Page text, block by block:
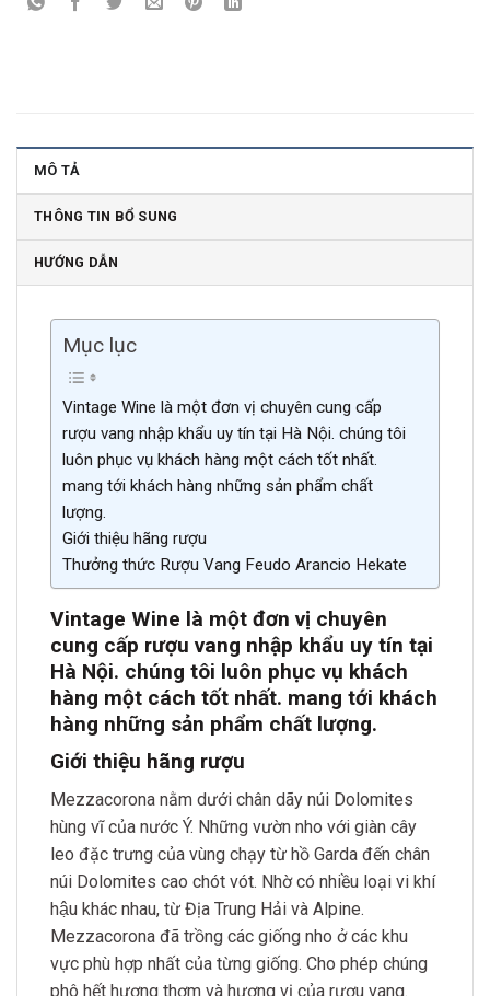
MÔ TẢ
THÔNG TIN BỔ SUNG
HƯỚNG DẪN
Mục lục
Vintage Wine là một đơn vị chuyên cung cấp
rượu vang nhập khẩu uy tín tại Hà Nội. chúng tôi
luôn phục vụ khách hàng một cách tốt nhất.
mang tới khách hàng những sản phẩm chất
lượng.
Giới thiệu hãng rượu
Thưởng thức Rượu Vang Feudo Arancio Hekate
Vintage Wine là một đơn vị chuyên
cung cấp rượu vang nhập khẩu uy tín tại
Hà Nội. chúng tôi luôn phục vụ khách
hàng một cách tốt nhất. mang tới khách
hàng những sản phẩm chất lượng.
Giới thiệu hãng rượu
Mezzacorona nằm dưới chân dãy núi Dolomites
hùng vĩ của nước Ý. Những vườn nho với giàn cây
leo đặc trưng của vùng chạy từ hồ Garda đến chân
núi Dolomites cao chót vót. Nhờ có nhiều loại vi khí
hậu khác nhau, từ Địa Trung Hải và Alpine.
Mezzacorona đã trồng các giống nho ở các khu
vực phù hợp nhất của từng giống. Cho phép chúng
phô hết hương thơm và hương vị của rượu vang.